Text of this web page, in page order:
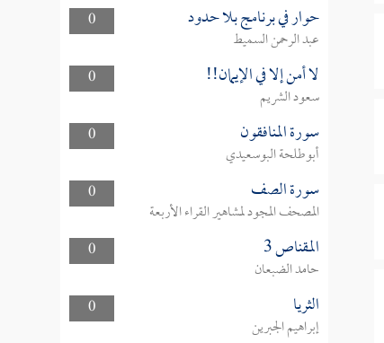
0 حوار في برنامج بلا حدود
عبد الرحمن السميط
0
لا أمن إلا في الإيمان!!
سعود الشريم
0
سورة المنافقون
أبوطلحة البوسعيدي
0
سورة الصف
المصحف المجود لمشاهير القراء الأربعة
0
المقناص 3
حامد الضبعان
0
الثريا
إبراهيم الجبرين